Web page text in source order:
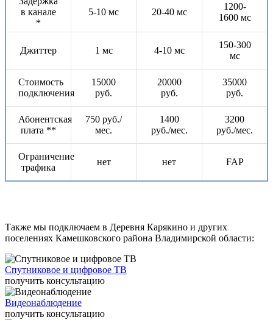
в канале
*
5-10 мс 20-40 мс
1200-
1600 мс
Джиттер 1 мс 4-10 мс
150-300
мс
Стоимость
подключения
15000
руб.
20000
руб.
35000
руб.
Абонентская
плата **
750 руб./
мес.
1400
руб./мес.
3200
руб./мес.
Ограничение
трафика
нет нет FAP
Также мы подключаем в Деревня Карякино и других
поселениях Камешковского района Владимирской области:
Спутниковое и цифровое ТВ
получить консультацию
Видеонаблюдение
получить консультацию